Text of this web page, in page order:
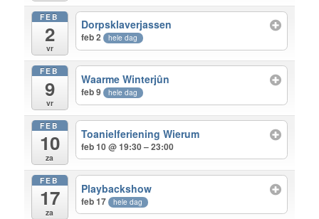
FEB
2
vr
Dorpsklaverjassen
feb 2 hele dag
FEB
9
vr
Waarme Winterjûn
feb 9 hele dag
FEB
10
za
Toanielferiening Wierum
feb 10 @ 19:30 – 23:00
FEB
17
za
Playbackshow
feb 17 hele dag